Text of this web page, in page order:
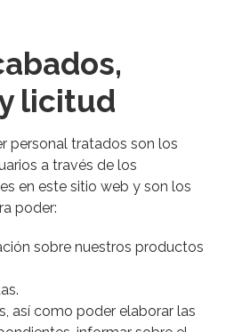
licitud
personal tratados son los
a través de los
en este sitio web y son los
poder:
sobre nuestros productos
así como poder elaborar las